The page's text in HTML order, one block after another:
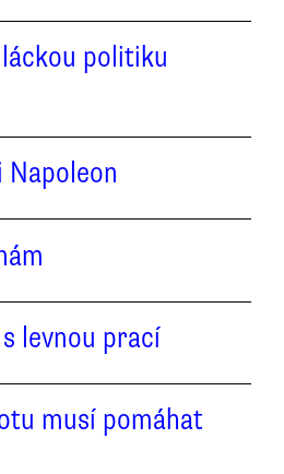
politiku
levnou prací
musí pomáhat